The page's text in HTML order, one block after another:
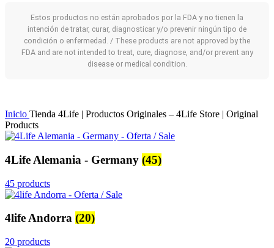
Estos productos no están aprobados por la FDA y no tienen la
intención de tratar, curar, diagnosticar y/o prevenir ningún tipo de
condición o enfermedad. / These products are not approved by the
FDA and are not intended to treat, cure, diagnose, and/or prevent any
disease or medical condition.
Inicio Tienda 4Life | Productos Originales – 4Life Store | Original
Products
4Life Alemania - Germany (45)
45 products
4life Andorra (20)
20 products